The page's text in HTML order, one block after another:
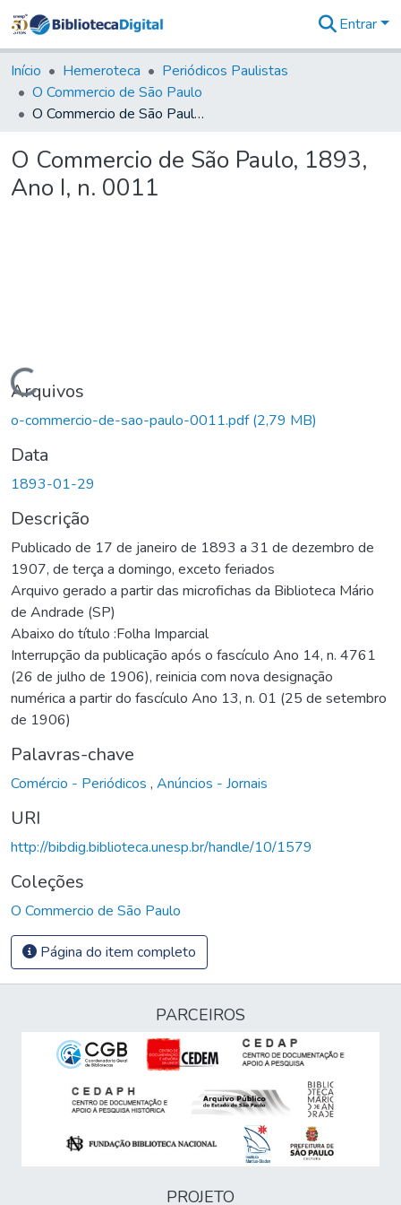
&
Coleções
Tudo na
Biblioteca
Estatísticas
Entrar
Início Hemeroteca
Periódicos Paulistas
O Commercio de São Paulo
O Commercio de São Paulo, 1893, Ano I, n. 0011
O Commercio de São Paulo, 1893,
Ano I, n. 0011
Carregando...
Arquivos
o-commercio-de-sao-paulo-0011.pdf(2,79 MB)
Data
1893-01-29
Descrição
Publicado de 17 de janeiro de 1893 a 31 de dezembro de
1907, de terça a domingo, exceto feriados
Arquivo gerado a partir das microfichas da Biblioteca Mário
de Andrade (SP)
Abaixo do título :Folha Imparcial
Interrupção da publicação após o fascículo Ano 14, n. 4761
(26 de julho de 1906), reinicia com nova designação
numérica a partir do fascículo Ano 13, n. 01 (25 de setembro
de 1906)
Palavras-chave
Comércio - Periódicos , Anúncios - Jornais
URI
http://bibdig.biblioteca.unesp.br/handle/10/1579
Coleções
O Commercio de São Paulo
Página do item completo
PARCEIROS
PROJETO